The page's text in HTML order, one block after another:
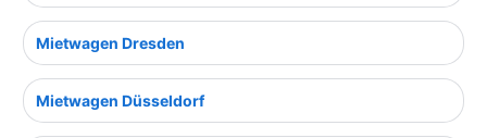
Mietwagen Dresden
Mietwagen Düsseldorf